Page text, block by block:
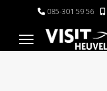
085-301 59 56